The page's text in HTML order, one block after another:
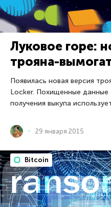
Луковое горе:
трояна-
Появилась новая версия
Locker. Похищенные данные
получения выкупа
29 января 2015
Bitcoin